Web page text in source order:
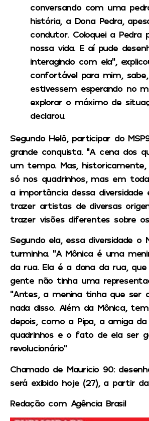
conversando com uma
história, a Dona Pedra,
condutor. Coloquei a
nossa vida. E aí pude
interagindo com ela”,
confortável para mim,
estivessem esperando no
explorar o máximo de
declarou.
Segundo Helô, participar do
grande conquista. “A cena dos
um tempo. Mas,
só nos quadrinhos, mas em
a importância dessa
trazer artistas de diversas
trazer visões diferentes sobre os
Segundo ela, essa diversidade
turminha. “A Mônica é uma
da rua. Ela é a dona da rua,
gente não tinha uma
“Antes, a menina tinha que ser
nada disso. Além da Mônica,
depois, como a Pipa, a amiga
quadrinhos e o fato de ela ser
revolucionário”
Chamado de Mauricio 90:
será exibido hoje (27), a partir
Redação com Agência Brasil